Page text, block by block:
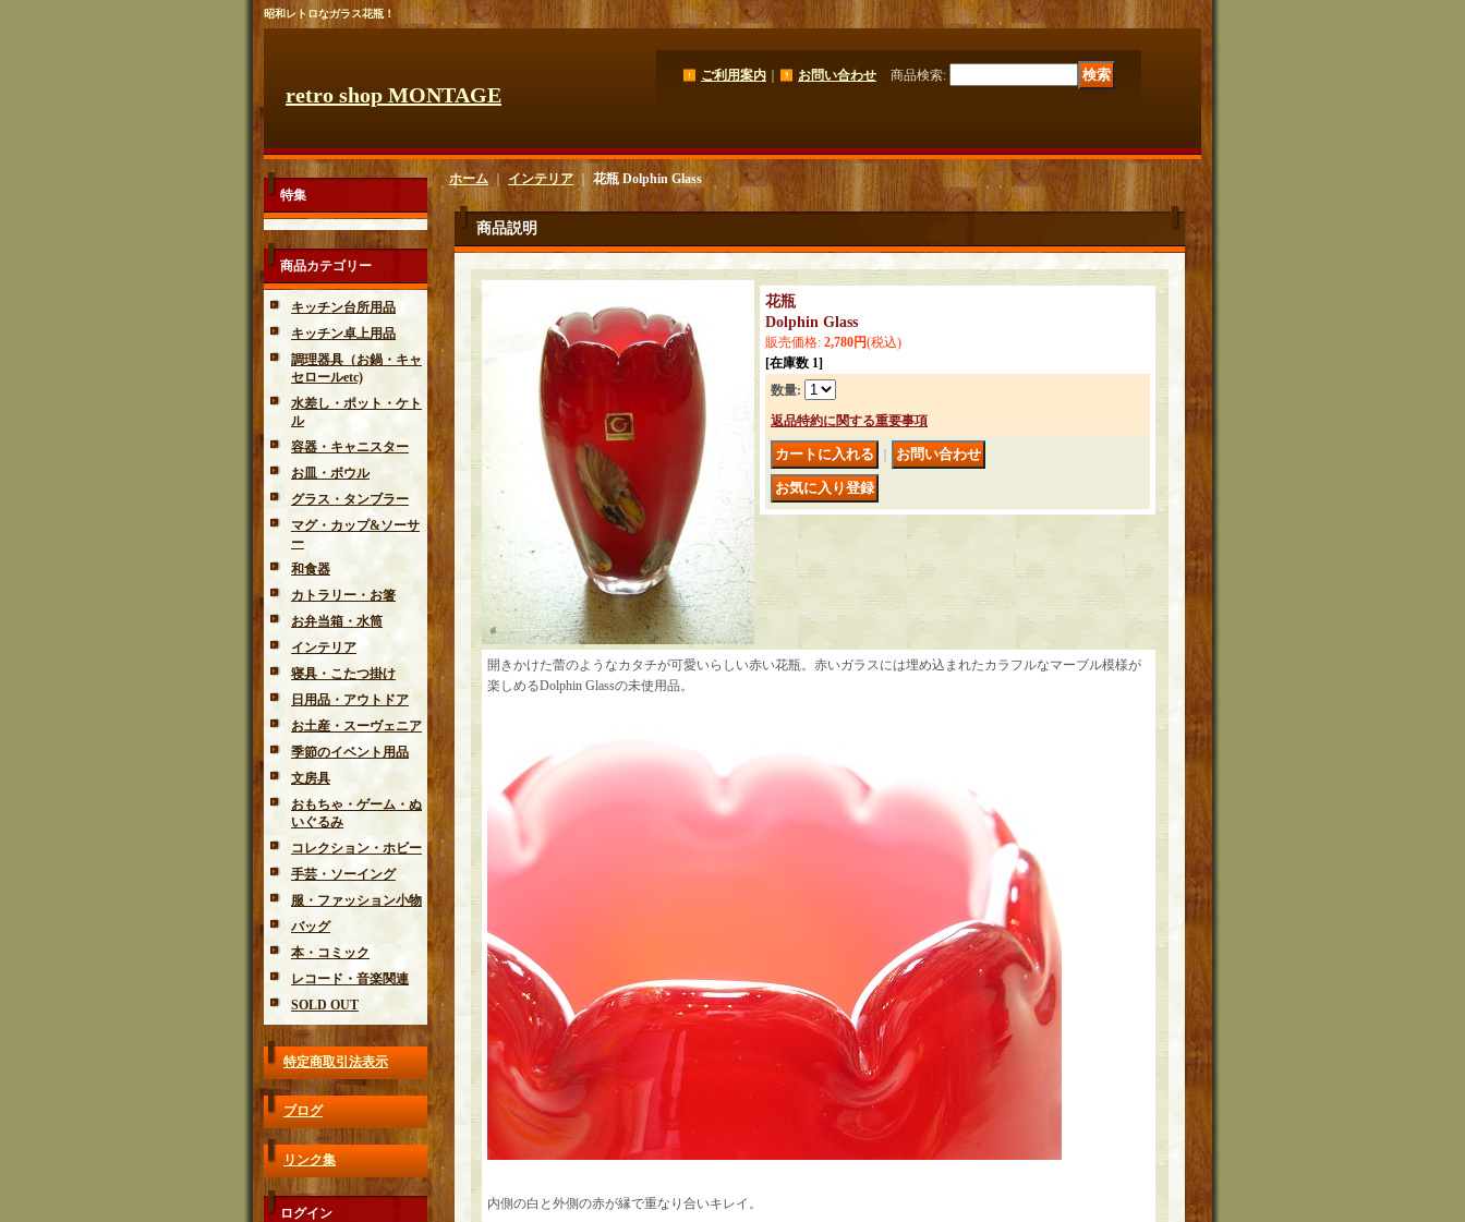
昭和レトロなガラス花瓶！
retro shop MONTAGE
ご利用案内 お問い合わせ 商品検索:
特集
商品カテゴリー
キッチン台所用品
キッチン卓上用品
調理器具（お鍋・キャ
セロールetc)
水差し・ポット・ケト
ル
容器・キャニスター
お皿・ボウル
グラス・タンブラー
マグ・カップ&ソーサ
ー
和食器
カトラリー・お箸
お弁当箱・水筒
インテリア
寝具・こたつ掛け
日用品・アウトドア
お土産・スーヴェニア
季節のイベント用品
文房具
おもちゃ・ゲーム・ぬ
いぐるみ
コレクション・ホビー
手芸・ソーイング
服・ファッション小物
バッグ
本・コミック
レコード・音楽関連
SOLD OUT
特定商取引法表示
ブログ
リンク集
ログイン
ホーム｜ インテリア｜ 花瓶 Dolphin Glass
商品説明
花瓶
Dolphin Glass
販売価格: 2,780円(税込)
[在庫数 1]
数量:
返品特約に関する重要事項
開きかけた蕾のようなカタチが可愛いらしい赤い花瓶。赤いガラスには埋め込まれたカラフルなマーブル模様が
楽しめるDolphin Glassの未使用品。
内側の白と外側の赤が縁で重なり合いキレイ。